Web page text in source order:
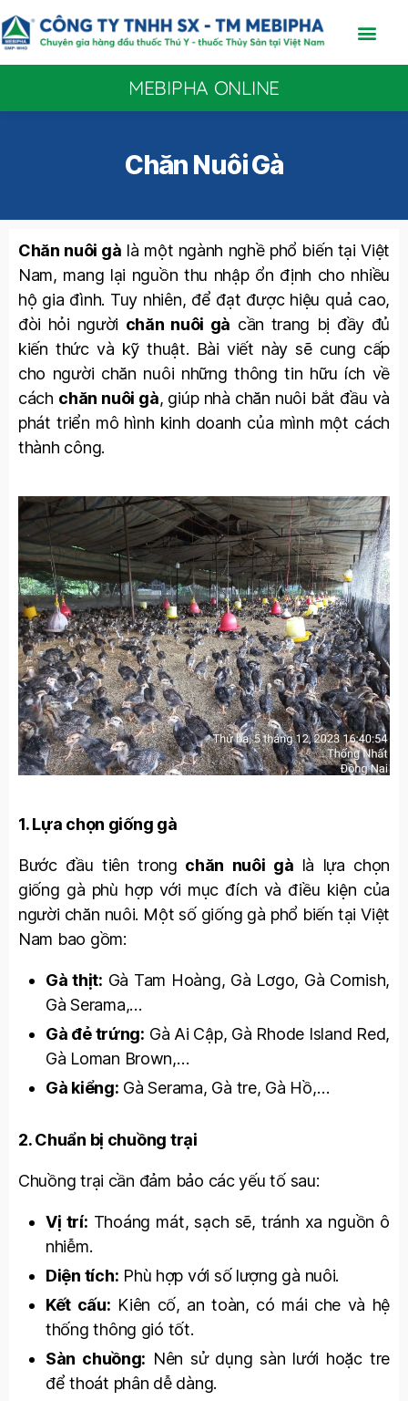
MEBIPHA ONLINE
Chăn Nuôi Gà
Chăn nuôi gà là một ngành nghề phổ biến tại Việt
Nam, mang lại nguồn thu nhập ổn định cho nhiều
hộ gia đình. Tuy nhiên, để đạt được hiệu quả cao,
đòi hỏi người chăn nuôi gà cần trang bị đầy đủ
kiến thức và kỹ thuật. Bài viết này sẽ cung cấp
cho người chăn nuôi những thông tin hữu ích về
cách chăn nuôi gà, giúp nhà chăn nuôi bắt đầu và
phát triển mô hình kinh doanh của mình một cách
thành công.
1. Lựa chọn giống gà
Bước đầu tiên trong chăn nuôi gà là lựa chọn
giống gà phù hợp với mục đích và điều kiện của
người chăn nuôi. Một số giống gà phổ biến tại Việt
Nam bao gồm:
Gà thịt: Gà Tam Hoàng, Gà Lơgo, Gà Cornish,
Gà Serama,…
Gà đẻ trứng: Gà Ai Cập, Gà Rhode Island Red,
Gà Loman Brown,…
Gà kiểng: Gà Serama, Gà tre, Gà Hồ,…
2. Chuẩn bị chuồng trại
Chuồng trại cần đảm bảo các yếu tố sau:
Vị trí: Thoáng mát, sạch sẽ, tránh xa nguồn ô
nhiễm.
Diện tích: Phù hợp với số lượng gà nuôi.
Kết cấu: Kiên cố, an toàn, có mái che và hệ
thống thông gió tốt.
Sàn chuồng: Nên sử dụng sàn lưới hoặc tre
để thoát phân dễ dàng.